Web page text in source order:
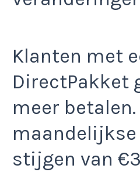
Klanten met
DirectPakket
meer betalen.
stijgen van